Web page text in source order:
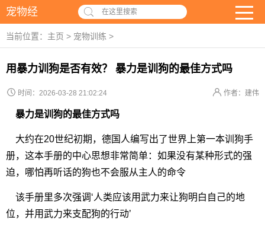
宠物经 在这里搜索
当前位置： 主页 > 宠物训练 >
用暴力训狗是否有效？ 暴力是训狗的最佳方式吗
时间：2026-03-28 21:02:24 作者：建伟
暴力是训狗的最佳方式吗
大约在20世纪初期，德国人编写出了世界上第一本训狗手
册，这本手册的中心思想非常简单：如果没有某种形式的强
迫，哪怕再听话的狗也不会服从主人的命令
该手册里多次强调‘人类应该用武力来让狗明白自己的地
位，并用武力来支配狗的行动’